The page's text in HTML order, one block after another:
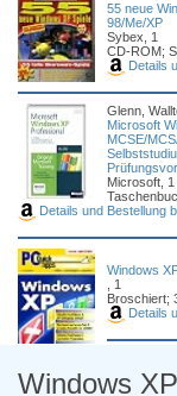
55 neue
98/Me/XP
Sybex, 1
CD-ROM;
Details
Glenn,
Microsoft
MCSE/
Microsoft, 1
Details und Bestellung
Windows
, 1
Broschiert;
Details
Windows XP